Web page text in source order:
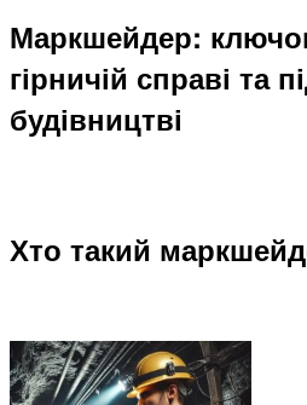
Маркшейдер:
гірничій справі та
будівництві
Хто такий